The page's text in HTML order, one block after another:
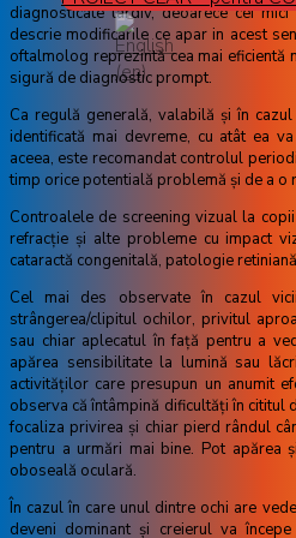
diagnosticate tardiv, deoarece cei
descrie modificarile ce apar in acest
oftalmolog reprezintă cea mai eficientă
sigură de diagnostic prompt.
Ca regulă generală, valabilă și în
identificată mai devreme, cu atât ea
aceea, este recomandat controlul
timp orice potentială problemă și de a o
Controalele de screening vizual la
refracție și alte probleme cu impact
cataractă congenitală, patologie
Cel mai des observate în cazul
strângerea/clipitul ochilor, privitul
sau chiar aplecatul în față pentru a
apărea sensibilitate la lumină sau
activităților care presupun un anumit
observa că întâmpină dificultăți în cititul
focaliza privirea și chiar pierd rândul
pentru a urmări mai bine. Pot apărea
oboseală oculară.
În cazul în care unul dintre ochi are
deveni dominant și creierul va